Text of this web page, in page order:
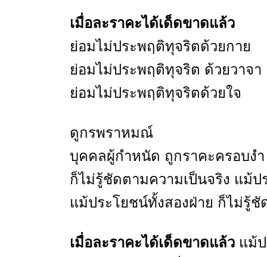
เมื่อละราคะได้เด็ดขาดแล้ว
ย่อมไม่ประพฤติทุจริตด้วยกาย
ย่อมไม่ประพฤติทุจริต ด้วยวาจา
ย่อมไม่ประพฤติทุจริตด้วยใจ
ดูกรพราหมณ์
บุคคลผู้กำหนัด ถูกราคะครอบง
ก็ไม่รู้ชัดตามความเป็นจริง แม้
แม้ประโยชน์ทั้งสองฝ่าย ก็ไม่รู้ชั
เมื่อละราคะได้เด็ดขาดแล้ว แม้